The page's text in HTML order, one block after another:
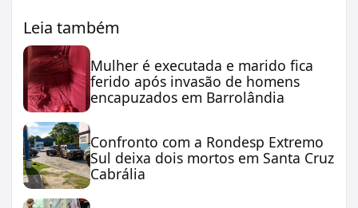
Leia também
Mulher é executada e marido fica
ferido após invasão de homens
encapuzados em Barrolândia
Confronto com a Rondesp Extremo
Sul deixa dois mortos em Santa Cruz
Cabrália